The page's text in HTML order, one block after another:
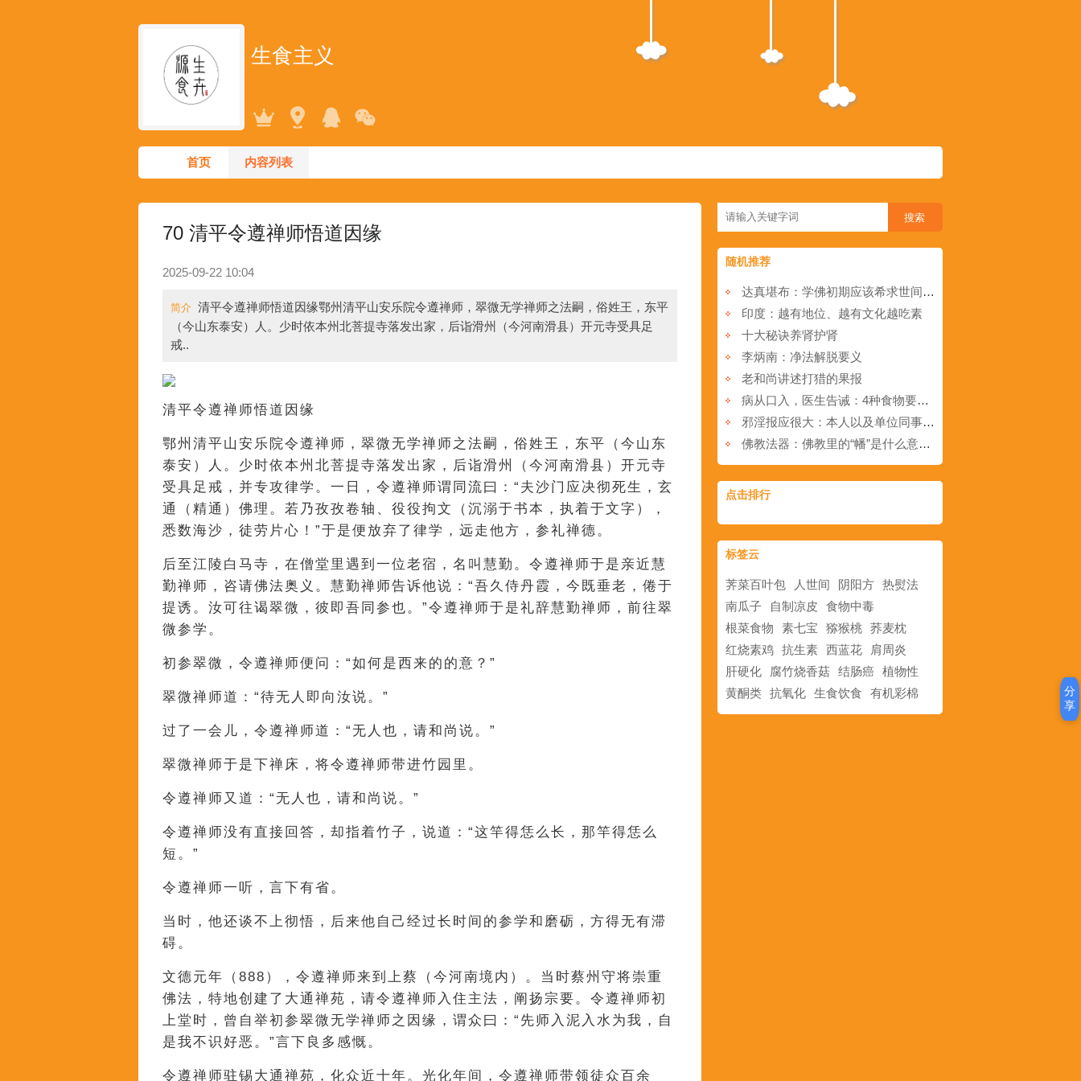
生食主义
首页 内容列表
70 清平令遵禅师悟道因缘
2025-09-22 10:04
简介 清平令遵禅师悟道因缘鄂州清平山安乐院令遵禅师，翠微无学禅师之法嗣，俗姓王，东平
（今山东泰安）人。少时依本州北菩提寺落发出家，后诣滑州（今河南滑县）开元寺受具足
戒..
清平令遵禅师悟道因缘
鄂州清平山安乐院令遵禅师，翠微无学禅师之法嗣，俗姓王，东平（今山东
泰安）人。少时依本州北菩提寺落发出家，后诣滑州（今河南滑县）开元寺
受具足戒，并专攻律学。一日，令遵禅师谓同流曰：“夫沙门应决彻死生，玄
通（精通）佛理。若乃孜孜卷轴、役役拘文（沉溺于书本，执着于文字），
悉数海沙，徒劳片心！”于是便放弃了律学，远走他方，参礼禅德。
后至江陵白马寺，在僧堂里遇到一位老宿，名叫慧勤。令遵禅师于是亲近慧
勤禅师，咨请佛法奥义。慧勤禅师告诉他说：“吾久侍丹霞，今既垂老，倦于
提诱。汝可往谒翠微，彼即吾同参也。”令遵禅师于是礼辞慧勤禅师，前往翠
微参学。
初参翠微，令遵禅师便问：“如何是西来的的意？”
翠微禅师道：“待无人即向汝说。”
过了一会儿，令遵禅师道：“无人也，请和尚说。”
翠微禅师于是下禅床，将令遵禅师带进竹园里。
令遵禅师又道：“无人也，请和尚说。”
令遵禅师没有直接回答，却指着竹子，说道：“这竿得恁么长，那竿得恁么
短。”
令遵禅师一听，言下有省。
当时，他还谈不上彻悟，后来他自己经过长时间的参学和磨砺，方得无有滞
碍。
文德元年（888），令遵禅师来到上蔡（今河南境内）。当时蔡州守将崇重
佛法，特地创建了大通禅苑，请令遵禅师入住主法，阐扬宗要。令遵禅师初
上堂时，曾自举初参翠微无学禅师之因缘，谓众曰：“先师入泥入水为我，自
是我不识好恶。”言下良多感慨。
令遵禅师驻锡大通禅苑，化众近十年。光化年间，令遵禅师带领徒众百余
随机推荐
达真堪布：学佛初期应该希求世间福德吗
印度：越有地位、越有文化越吃素
十大秘诀养肾护肾
李炳南：净法解脱要义
老和尚讲述打猎的果报
病从口入，医生告诫：4种食物要少吃，容易致癌！
邪淫报应很大：本人以及单位同事身上发生的真实事情
佛教法器：佛教里的“幡”是什么意思？
点击排行
标签云
荠菜百叶包 人世间 阴阳方 热熨法
南瓜子
自制凉皮
食物中毒
根菜食物
素七宝 猕猴桃 荞麦枕
红烧素鸡 抗生素 西蓝花
肩周炎
肝硬化
腐竹烧香菇 结肠癌 植物性
黄酮类 抗氧化 生食饮食 有机彩棉
分
享